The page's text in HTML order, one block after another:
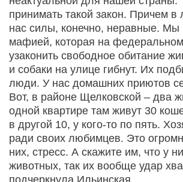
принимать такой закон. Причем
нас силы, конечно, неравные. Мы
мафией, которая на федеральном
узаконить свободное обитание
и собаки на улице гибнут. Их
люди. У нас домашних приютов
Вот, в районе Щелковской – два
одной квартире там живут 30
в другой 10, у кого-то по пять.
ради своих любимцев. Это
них, стресс. А скажите им, что у
животных, так их вообще удар
подчеркнула Ильинская.